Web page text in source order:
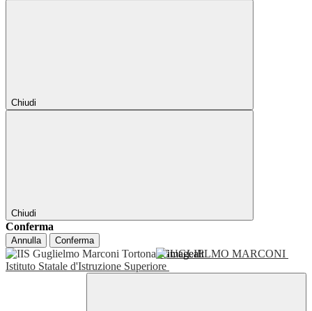
Chiudi
Chiudi
Conferma
Annulla Conferma
GUGLIELMO MARCONI
Istituto Statale d'Istruzione Superiore